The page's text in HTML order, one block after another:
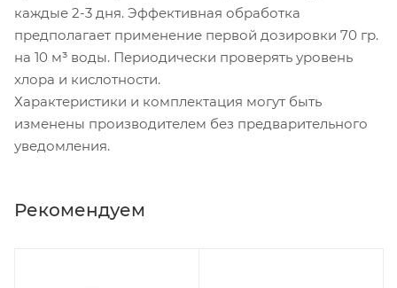
каждые 2-3 дня. Эффективная обработка
предполагает применение первой дозировки 70 гр.
на 10 м³ воды. Периодически проверять уровень
хлора и кислотности.
Характеристики и комплектация могут быть
изменены производителем без предварительного
уведомления.
Рекомендуем